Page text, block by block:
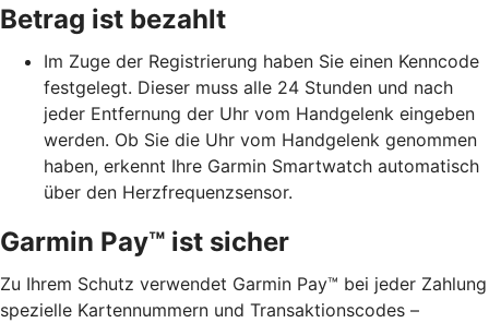
Betrag ist bezahlt
Im Zuge der Registrierung haben Sie einen Kenncode
festgelegt. Dieser muss alle 24 Stunden und nach
jeder Entfernung der Uhr vom Handgelenk eingeben
werden. Ob Sie die Uhr vom Handgelenk genommen
haben, erkennt Ihre Garmin Smartwatch automatisch
über den Herzfrequenzsensor.
Garmin Pay™ ist sicher
Zu Ihrem Schutz verwendet Garmin Pay™ bei jeder Zahlung
spezielle Kartennummern und Transaktionscodes –